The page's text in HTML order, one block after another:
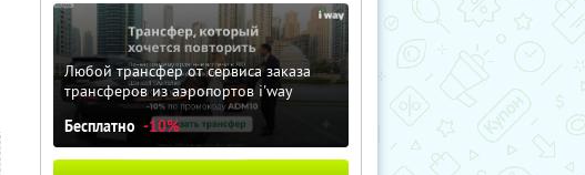
Любой трансфер от сервиса заказа
трансферов из аэропортов i'way
Бесплатно -10%